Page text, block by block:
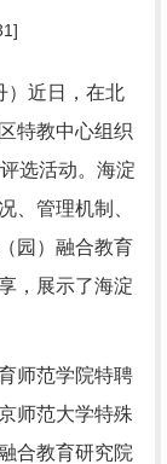
近日，在北
特教中心组织
选活动。海淀
、管理机制、
园）融合教育
，展示了海淀
师范学院特聘
师范大学特殊
合教育研究院